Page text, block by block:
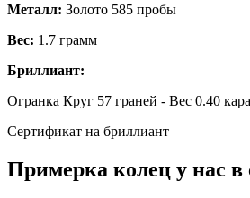
Металл: Золото 585 пробы
Вес: 1.7 грамм
Бриллиант:
Огранка Круг 57 граней - Вес 0.40
Сертификат на бриллиант
Примерка колец у нас в